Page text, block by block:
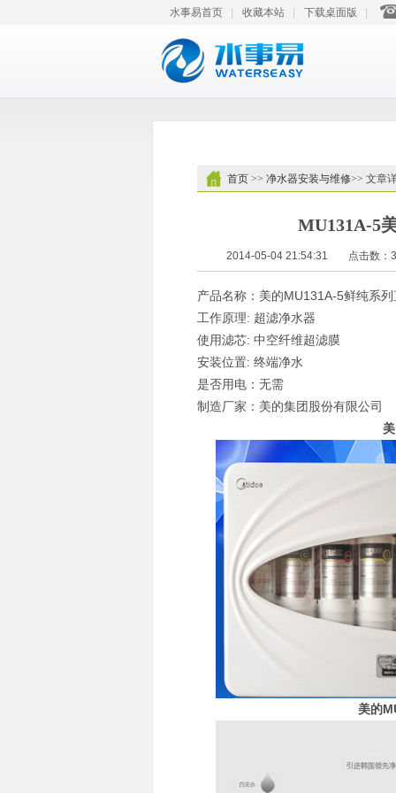
水事易首页 收藏本站 下载桌面版
首页 >> 净水器安装与维修>> 文章
MU131A-5
2014-05-04 21:54:31 点击数：
产品名称：美的MU131A-5鲜纯系
工作原理: 超滤净水器
使用滤芯: 中空纤维超滤膜
安装位置: 终端净水
是否用电：无需
制造厂家：美的集团股份有限公司
美的